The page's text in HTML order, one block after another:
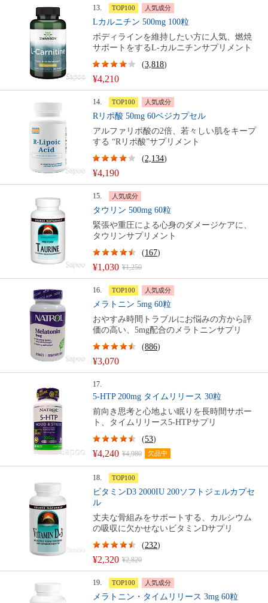
13. TOP100 人気成分
Lカルニチン 500mg 100粒
ボディラインを維持したい方に人気、燃焼
サポートをするL-カルニチンサプリメント
¥4,210
(3,818)
14. TOP100 人気成分
Rリポ酸 50mg 60ベジカプセル
アルファリポ酸の2倍、若々しい肌をキープ
する “Rリポ酸”サプリメント
¥4,190
(2,134)
15. 人気成分
タウリン 500mg 60粒
緊張や重圧による心身のダメージケアに、
タウリンサプリメント
¥1,030 ¥1,250
(167)
16. TOP100 人気成分
メラトニン 5mg 60粒
おやすみ時間トラブルにお悩みの方から評
価の高い、5mg配合のメラトニンサプリ
¥3,070
(886)
17.
5-HTP 200mg タイムリリース 30粒
前向き思考と心地よい眠りを長時間サポー
ト、タイムリリース5-HTPサプリ
¥4,240 ¥4,980 欠品中
(53)
18. TOP100
ビタミンD3 2000IU 200ソフトジェルカプセ
ル
丈夫な骨組みをサポートする、カルシウム
の吸収に欠かせないビタミンDサプリ
¥2,320 ¥2,820
(232)
19. TOP100 人気成分
メラトニン・タイムリリース 3mg 60粒